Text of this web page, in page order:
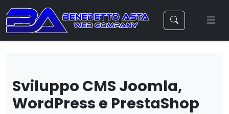
Sviluppo CMS Joomla,
WordPress e PrestaShop